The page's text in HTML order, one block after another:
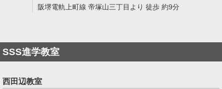
阪堺電軌上町線 帝塚山三丁目より 徒歩 約9分
SSS進学教室
西田辺教室